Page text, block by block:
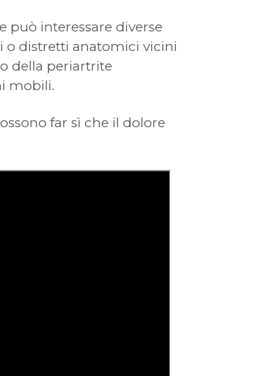
interessare diverse
o distretti anatomici vicini
della periartrite
mobili.
far sì che il dolore